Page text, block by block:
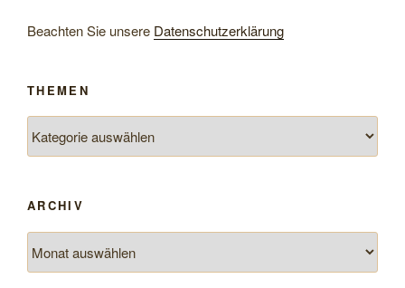
Beachten Sie unsere Datenschutzerklärung
THEMEN
ARCHIV